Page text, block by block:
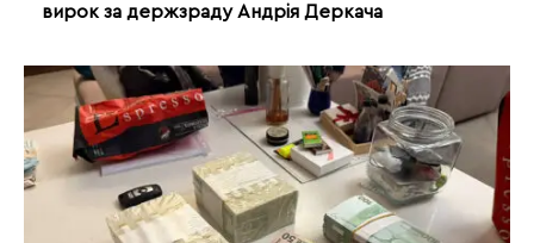
вирок за держзраду Андрія Деркача